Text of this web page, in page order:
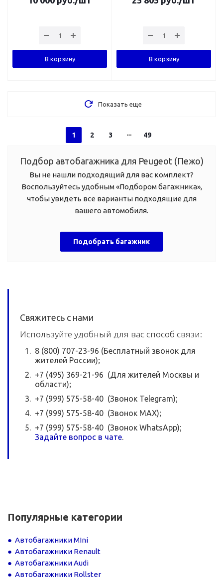
В корзину В корзину
Показать еще
1 2 3 49
Подбор автобагажника для Peugeot (Пежо)
Вы не нашли подходящий для вас комплект?
Воспользуйтесь удобным «Подбором багажника»,
чтобы увидеть все варианты подходящие для
вашего автомобиля.
Подобрать багажник
Свяжитесь с нами
Используйте удобный для вас способ связи:
8 (800) 707-23-96 (Бесплатный звонок для
жителей России);
+7 (495) 369-21-96 (Для жителей Москвы и
области);
+7 (999) 575-58-40 (Звонок Telegram);
+7 (999) 575-58-40 (Звонок MAX);
+7 (999) 575-58-40 (Звонок WhatsApp);
Задайте вопрос в чате.
Популярные категории
Автобагажники MIni
Автобагажники Renault
Автобагажники Audi
Автобагажники Rollster